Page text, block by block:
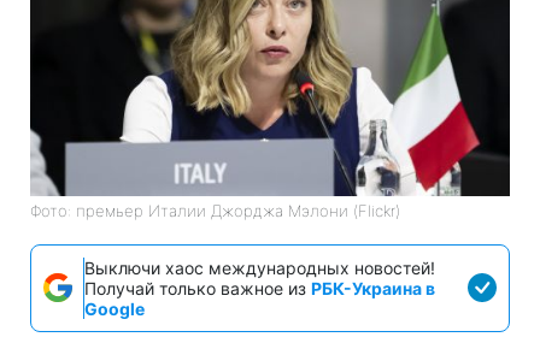
Фото: премьер Италии Джорджа Мэлони (Flickr)
Выключи хаос международных новостей!
Получай только важное из РБК-Украина в
Google